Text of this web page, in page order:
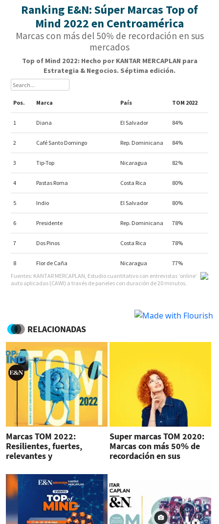
RELACIONADAS
Marcas TOM 2022:
Resilientes, fuertes,
relevantes y
Super marcas TOM 2020:
Marcas con más 50% de
recordación en sus